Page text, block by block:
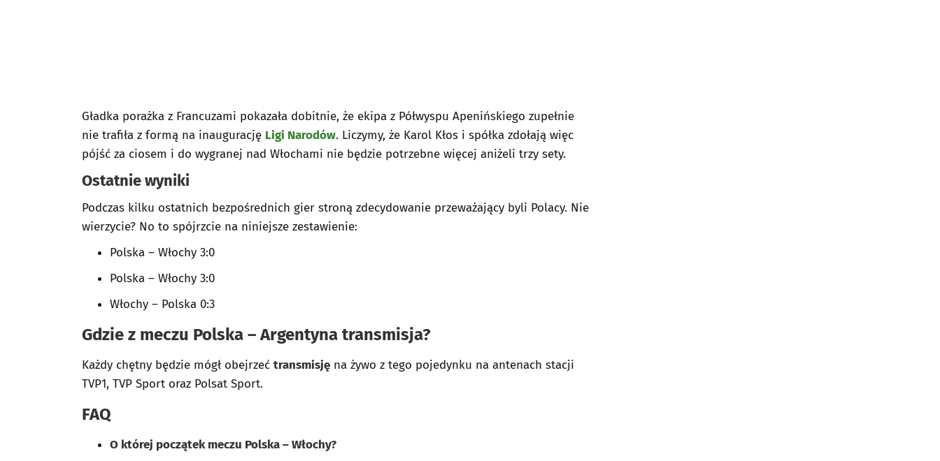
Gładka porażka z Francuzami pokazała dobitnie, że ekipa z Półwyspu Apenińskiego zupełnie
nie trafiła z formą na inaugurację Ligi Narodów. Liczymy, że Karol Kłos i spółka zdołają więc
pójść za ciosem i do wygranej nad Włochami nie będzie potrzebne więcej aniżeli trzy sety.
Ostatnie wyniki
Podczas kilku ostatnich bezpośrednich gier stroną zdecydowanie przeważający byli Polacy. Nie
wierzycie? No to spójrzcie na niniejsze zestawienie:
Polska – Włochy 3:0
Polska – Włochy 3:0
Włochy – Polska 0:3
Gdzie z meczu Polska – Argentyna transmisja?
Każdy chętny będzie mógł obejrzeć transmisję na żywo z tego pojedynku na antenach stacji
TVP1, TVP Sport oraz Polsat Sport.
FAQ
O której początek meczu Polska – Włochy?